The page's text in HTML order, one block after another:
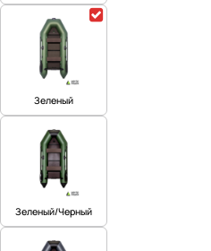
Зеленый
Зеленый/Черный